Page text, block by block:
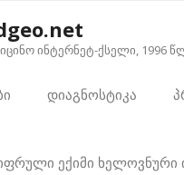
ინტერნეტ-ქსელი, 1996
დიაგნოსტიკა
ექიმი